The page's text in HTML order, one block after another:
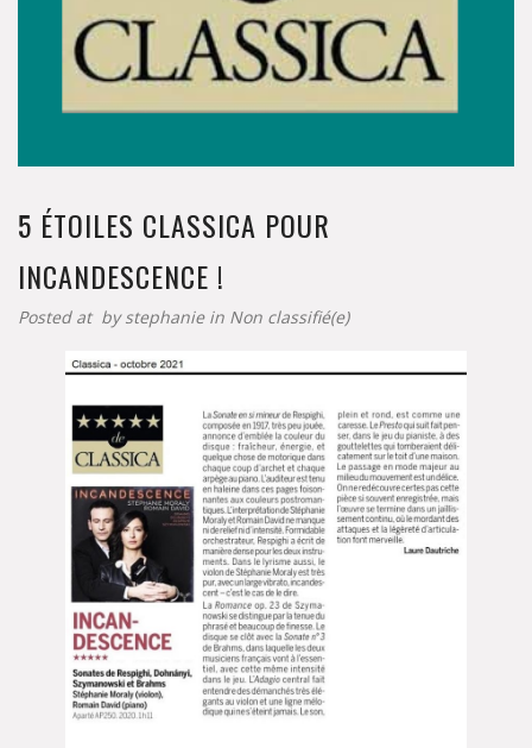
5 ÉTOILES CLASSICA POUR
INCANDESCENCE !
Posted at bystephanie in Non classifié(e)